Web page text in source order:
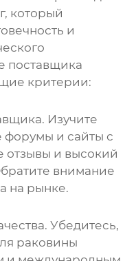
который
и
поставщика
критерии:
Изучите
форумы и сайты с
и высокий
внимание
на рынке.
Убедитесь,
раковины